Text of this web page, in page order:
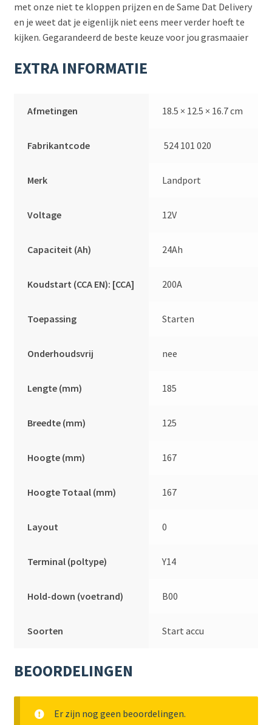
met onze niet te kloppen prijzen en de Same Dat Delivery
en je weet dat je eigenlijk niet eens meer verder hoeft te
kijken. Gegarandeerd de beste keuze voor jou grasmaaier
EXTRA INFORMATIE
Afmetingen 18.5 × 12.5 × 16.7 cm
Fabrikantcode 524 101 020
Merk Landport
Voltage 12V
Capaciteit (Ah) 24Ah
Koudstart (CCA EN): [CCA] 200A
Toepassing Starten
Onderhoudsvrij nee
Lengte (mm) 185
Breedte (mm) 125
Hoogte (mm) 167
Hoogte Totaal (mm) 167
Layout 0
Terminal (poltype) Y14
Hold-down (voetrand) B00
Soorten Start accu
BEOORDELINGEN
Er zijn nog geen beoordelingen.